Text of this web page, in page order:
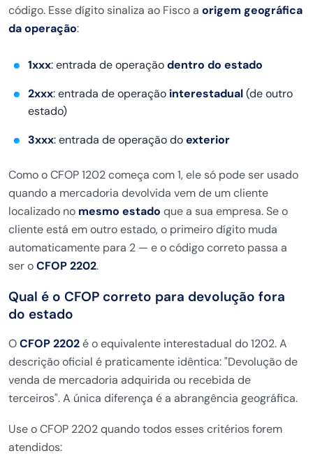
código. Esse dígito sinaliza ao Fisco a origem geográfica
da operação:
1xxx: entrada de operaçãodentro do estado
2xxx: entrada de operação interestadual(de outro
estado)
3xxx: entrada de operação doexterior
Como o CFOP 1202 começa com 1, ele só pode ser usado
quando a mercadoria devolvida vem de um cliente
localizado no mesmo estado que a sua empresa. Se o
cliente está em outro estado, o primeiro dígito muda
automaticamente para 2 — e o código correto passa a
ser oCFOP 2202.
Qual é o CFOP correto para devolução fora
do estado
OCFOP 2202é o equivalente interestadual do 1202. A
descrição oficial é praticamente idêntica: "Devolução de
venda de mercadoria adquirida ou recebida de
terceiros". A única diferença é a abrangência geográfica.
Use o CFOP 2202 quando todos esses critérios forem
atendidos: